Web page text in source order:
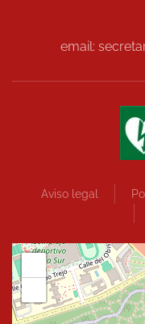
email:
Aviso legal